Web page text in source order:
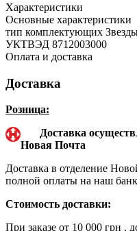
Характеристики
Основные характеристики
тип комплектующих
УКТВЭД 8712003000
Оплата и доставка
Доставка
Розница:
Доставка
Новая Почта
Доставка в отделение
полной оплаты на наш
Стоимость доставки:
При заказе от 10 000 грн .